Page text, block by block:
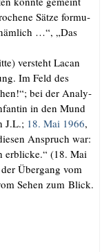
Sät­ze for­mu­
…“, „Das
ver­steht Lacan
Im Feld des
bei der Ana­ly­
in den Mund
J.L.; 18. Mai 1966,
Anspruch war:
erbli­cke.“ (18. Mai
Über­gang vom
Sehen zum Blick.